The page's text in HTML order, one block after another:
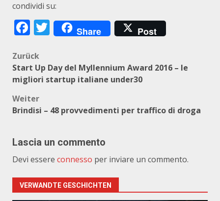
condividi su:
Facebook
Twitter
Share Post
Beitragsnavigation
Zurück
Start Up Day del Myllennium Award 2016 – le
migliori startup italiane under30
Weiter
Brindisi – 48 provvedimenti per traffico di droga
Lascia un commento
Devi essere connesso per inviare un commento.
VERWANDTE GESCHICHTEN